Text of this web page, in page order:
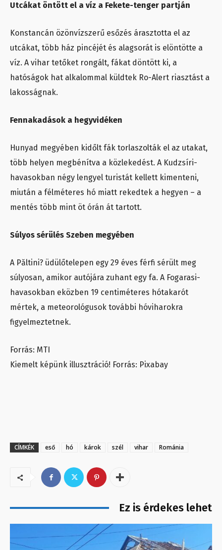
Utcákat öntött el a víz a Fekete-tenger partján
Konstancán özönvízszerű esőzés árasztotta el az
utcákat, több ház pincéjét és alagsorát is elöntötte a
víz. A vihar tetőket rongált, fákat döntött ki, a
hatóságok hat alkalommal küldtek Ro-Alert riasztást a
lakosságnak.
Fennakadások a hegyvidéken
Hunyad megyében kidőlt fák torlaszolták el az utakat,
több helyen megbénítva a közlekedést. A Kudzsíri-
havasokban négy lengyel turistát kellett kimenteni,
miután a félméteres hó miatt rekedtek a hegyen – a
mentés több mint öt órán át tartott.
Súlyos sérülés Szeben megyében
A Păltini? üdülőtelepen egy 29 éves férfi sérült meg
súlyosan, amikor autójára zuhant egy fa. A Fogarasi-
havasokban eközben 19 centiméteres hótakarót
mértek, a meteorológusok további hóviharokra
figyelmeztetnek.
Forrás: MTI
Kiemelt képünk illusztráció! Forrás: Pixabay
CÍMKÉK eső hó károk szél vihar Románia
Ez is érdekes lehet